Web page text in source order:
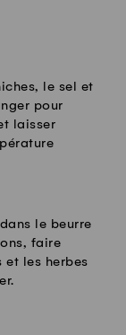
le sel et
pour
laisser
le beurre
faire
et les herbes